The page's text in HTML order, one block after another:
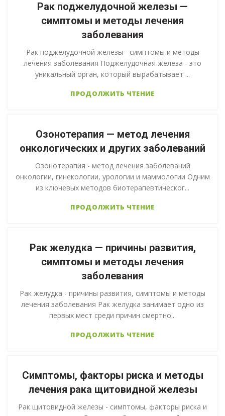
Рак поджелудочной железы —
симптомы и методы лечения
заболевания
Рак поджелудочной железы - симптомы и методы
лечения заболевания Поджелудочная железа - это
уникальный орган, который вырабатывает ...
ПРОДОЛЖИТЬ ЧТЕНИЕ
Озонотерапия — метод лечения
онкологических и других заболеваний
Озонотерапия - метод лечения заболеваний
онкологии, гинекологии, урологии и маммологии Одним
из ключевых методов биотерапевтическог...
ПРОДОЛЖИТЬ ЧТЕНИЕ
Рак желудка — причины развития,
симптомы и методы лечения
заболевания
Рак желудка - причины развития, симптомы и методы
лечения заболевания Рак желудка занимает одно из
первых мест среди причин смертно...
ПРОДОЛЖИТЬ ЧТЕНИЕ
Симптомы, факторы риска и методы
лечения рака щитовидной железы
Рак щитовидной железы - симптомы, факторы риска и